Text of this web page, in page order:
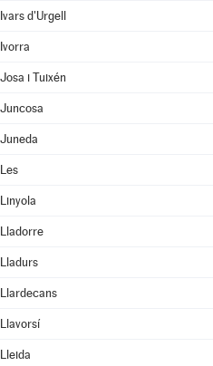
Ivars d'Urgell
Ivorra
Josa i Tuixén
Juncosa
Juneda
Les
Linyola
Lladorre
Lladurs
Llardecans
Llavorsí
Lleida